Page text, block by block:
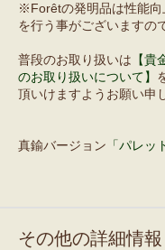
※Forêtの発明品は性能向
を行う事がございますの
普段のお取り扱いは 【貴
のお取り扱いについて】
頂いけますようお願い申
真鍮バージョン 「パレッ
その他の詳細情報